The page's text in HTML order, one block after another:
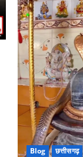
Blog छत्तीसगढ़